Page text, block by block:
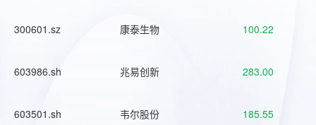
300601.sz 康泰生物 100.22
603986.sh 兆易创新 283.00
603501.sh 韦尔股份 185.55